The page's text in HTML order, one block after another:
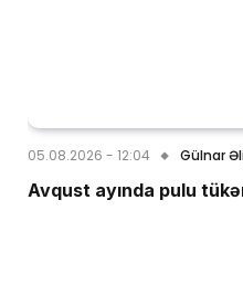
05.08.2026 - 12:04 Gülnar
Avqust ayında pulu